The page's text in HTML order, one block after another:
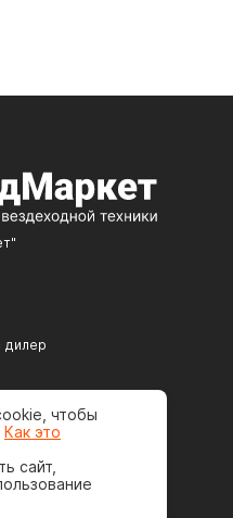
дилер
(ЯМЗ)
чтобы
Как это
сайт,